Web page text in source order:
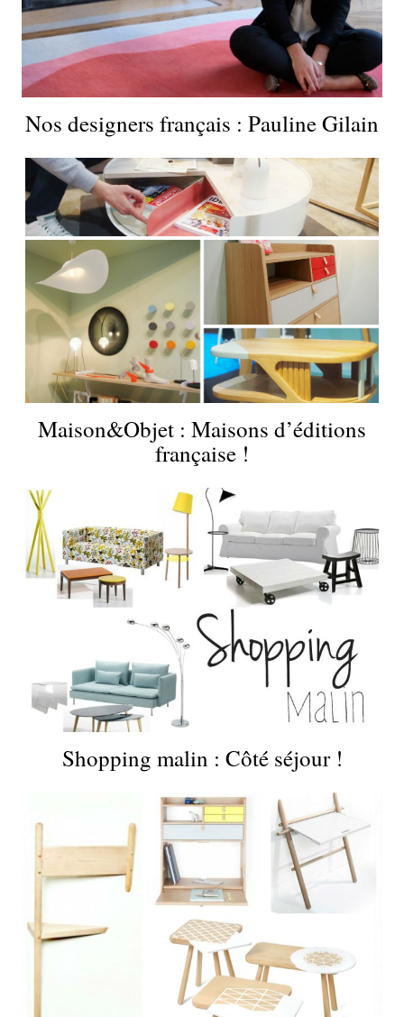
Nos designers français : Pauline Gilain
Maison&Objet : Maisons d’éditions
française !
Shopping malin : Côté séjour !